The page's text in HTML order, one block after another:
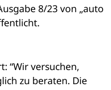
8/23 von „auto
“Wir versuchen,
zu beraten. Die